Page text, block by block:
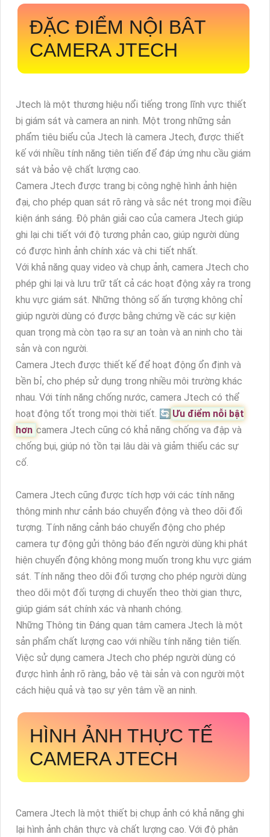
ĐẶC ĐIỂM NỘI BÂT
CAMERA JTECH
Jtech là một thương hiệu nổi tiếng trong lĩnh vực thiết
bị giám sát và camera an ninh. Một trong những sản
phẩm tiêu biểu của Jtech là camera Jtech, được thiết
kế với nhiều tính năng tiên tiến để đáp ứng nhu cầu giám
sát và bảo vệ chất lượng cao.
Camera Jtech được trang bị công nghệ hình ảnh hiện
đại, cho phép quan sát rõ ràng và sắc nét trong mọi điều
kiện ánh sáng. Độ phân giải cao của camera Jtech giúp
ghi lại chi tiết với độ tương phản cao, giúp người dùng
có được hình ảnh chính xác và chi tiết nhất.
Với khả năng quay video và chụp ảnh, camera Jtech cho
phép ghi lại và lưu trữ tất cả các hoạt động xảy ra trong
khu vực giám sát. Những thông số ấn tượng không chỉ
giúp người dùng có được bằng chứng về các sự kiện
quan trọng mà còn tạo ra sự an toàn và an ninh cho tài
sản và con người.
Camera Jtech được thiết kế để hoạt động ổn định và
bền bỉ, cho phép sử dụng trong nhiều môi trường khác
nhau. Với tính năng chống nước, camera Jtech có thể
hoạt động tốt trong mọi thời tiết. 🔄 Ưu điểm nỗi bật
hơn camera Jtech cũng có khả năng chống va đập và
chống bụi, giúp nó tồn tại lâu dài và giảm thiểu các sự
cố.
Camera Jtech cũng được tích hợp với các tính năng
thông minh như cảnh báo chuyển động và theo dõi đối
tượng. Tính năng cảnh báo chuyển động cho phép
camera tự động gửi thông báo đến người dùng khi phát
hiện chuyển động không mong muốn trong khu vực giám
sát. Tính năng theo dõi đối tượng cho phép người dùng
theo dõi một đối tượng di chuyển theo thời gian thực,
giúp giám sát chính xác và nhanh chóng.
Những Thông tin Đáng quan tâm camera Jtech là một
sản phẩm chất lượng cao với nhiều tính năng tiên tiến.
Việc sử dụng camera Jtech cho phép người dùng có
được hình ảnh rõ ràng, bảo vệ tài sản và con người một
cách hiệu quả và tạo sự yên tâm về an ninh.
HÌNH ẢNH THỰC TẾ
CAMERA JTECH
Camera Jtech là một thiết bị chụp ảnh có khả năng ghi
lại hình ảnh chân thực và chất lượng cao. Với độ phân